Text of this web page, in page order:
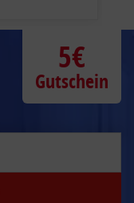
5€
Gutschein